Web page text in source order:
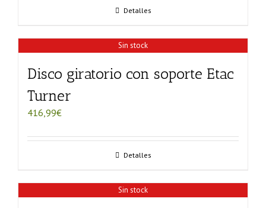
Detalles
Sin stock
Disco giratorio con soporte Etac
Turner
416,99€
Detalles
Sin stock